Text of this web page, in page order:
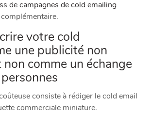
de campagnes de cold emailing
votre cold
une publicité non
comme un échange
consiste à rédiger le cold email
commerciale miniature.